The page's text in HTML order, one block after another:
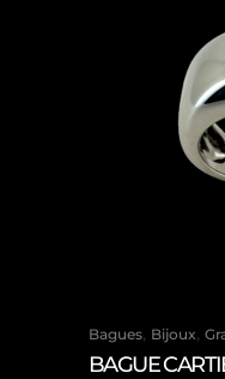
Bagues, Bijoux,
BAGUE